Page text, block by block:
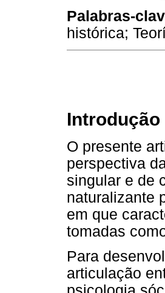
Palabras-
histórica;
Introdução
O presente
perspectiva
singular e de
naturalizante
em que
tomadas
Para
articulação